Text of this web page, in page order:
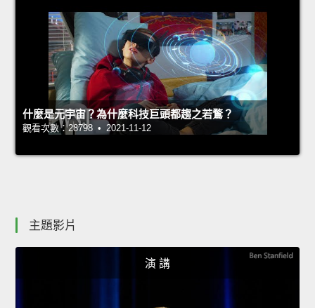
什麼是元宇宙？為什麼科技巨頭都趨之若鶩？
觀看次數：28798 • 2021-11-12
主題影片
演 講